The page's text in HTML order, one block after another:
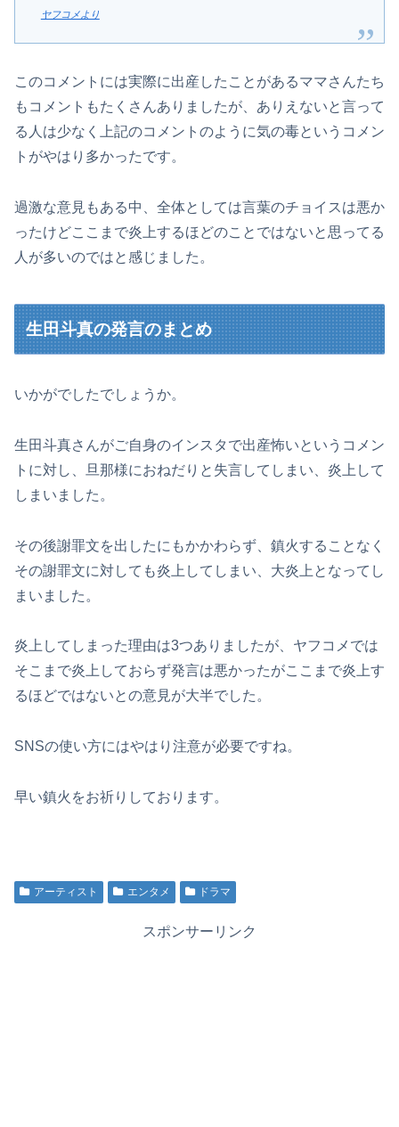
ヤフコメより
このコメントには実際に出産したことがあるママさんたち
もコメントもたくさんありましたが、ありえないと言って
る人は少なく上記のコメントのように気の毒というコメン
トがやはり多かったです。
過激な意見もある中、全体としては言葉のチョイスは悪か
ったけどここまで炎上するほどのことではないと思ってる
人が多いのではと感じました。
生田斗真の発言のまとめ
いかがでしたでしょうか。
生田斗真さんがご自身のインスタで出産怖いというコメン
トに対し、旦那様におねだりと失言してしまい、炎上して
しまいました。
その後謝罪文を出したにもかかわらず、鎮火することなく
その謝罪文に対しても炎上してしまい、大炎上となってし
まいました。
炎上してしまった理由は3つありましたが、ヤフコメでは
そこまで炎上しておらず発言は悪かったがここまで炎上す
るほどではないとの意見が大半でした。
SNSの使い方にはやはり注意が必要ですね。
早い鎮火をお祈りしております。
アーティスト エンタメ ドラマ
スポンサーリンク